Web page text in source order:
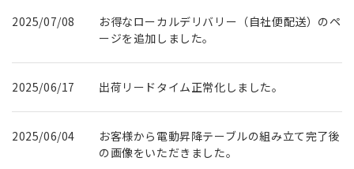
2025/07/08
お得なローカルデリバリー（自社便配送）のペ
ージを追加しました。
2025/06/17 出荷リードタイム正常化しました。
2025/06/04
お客様から電動昇降テーブルの組み立て完了後
の画像をいただきました。